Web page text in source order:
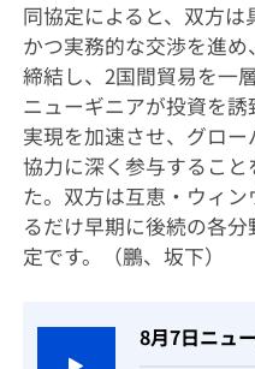
同協定によると、双方
かつ実務的な交渉を進め
締結し、2国間貿易を一
ニューギニアが投資を
実現を加速させ、グロ
協力に深く参与するこ
た。双方は互恵・ウィ
るだけ早期に後続の各
定です。（鵬、坂下）
8月7日ニュ